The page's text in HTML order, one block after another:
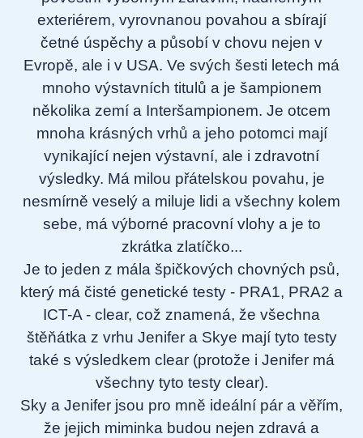
exteriérem, vyrovnanou povahou a sbírají
četné úspěchy a působí v chovu nejen v
Evropě, ale i v USA. Ve svých šesti letech má
mnoho výstavních titulů a je šampionem
několika zemí a Interšampionem. Je otcem
mnoha krásných vrhů a jeho potomci mají
vynikající nejen výstavní, ale i zdravotní
výsledky. Má milou přátelskou povahu, je
nesmírně veselý a miluje lidi a všechny kolem
sebe, má výborné pracovní vlohy a je to
zkrátka zlatíčko...
Je to jeden z mála špičkových chovných psů,
který má čisté genetické testy - PRA1, PRA2 a
ICT-A - clear, což znamená, že všechna
štěňátka z vrhu Jenifer a Skye mají tyto testy
také s výsledkem clear (protože i Jenifer má
všechny tyto testy clear).
Sky a Jenifer jsou pro mně ideální pár a věřím,
že jejich miminka budou nejen zdravá a